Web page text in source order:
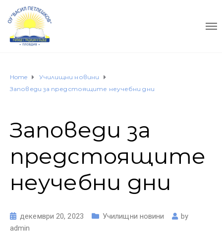
Home
Училищни новини
Заповеди за предстоящите неучебни дни
Заповеди за
предстоящите
неучебни дни
декември 20, 2023 Училищни новини
by
admin